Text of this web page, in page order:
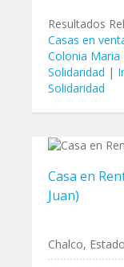
Resultados
Casas en
Colonia Maria
Solidaridad |
Solidaridad
Casa en
Juan)
Chalco,